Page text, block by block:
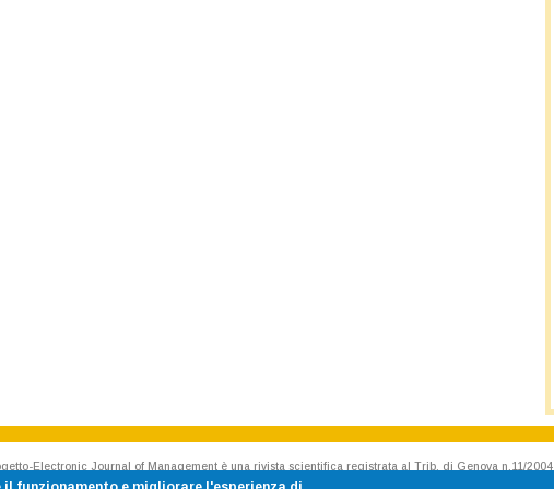
Electronic Journal of Management è una rivista scientifica registrata al Trib. di Genova n.11/2004
Rivista accreditata AIDEA - Accademia Italiana di Economia Aziendale